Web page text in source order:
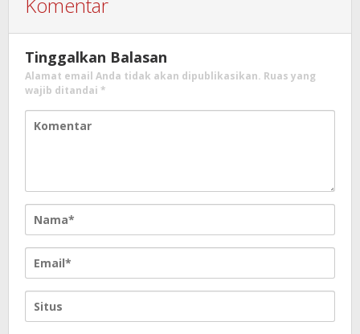
Komentar
Tinggalkan Balasan
Alamat email Anda tidak akan dipublikasikan. Ruas yang
wajib ditandai *